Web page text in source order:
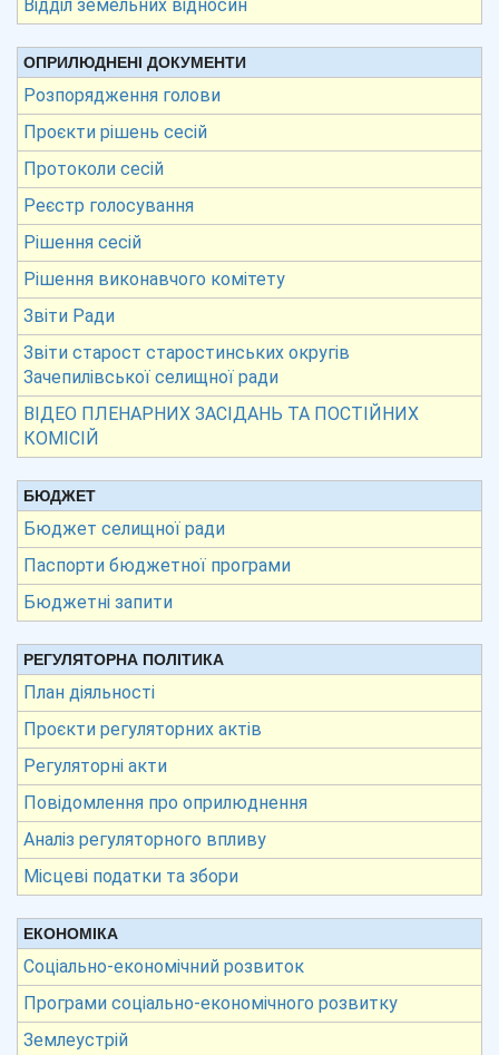
Відділ земельних відносин
ОПРИЛЮДНЕНІ ДОКУМЕНТИ
Розпорядження голови
Проєкти рішень сесій
Протоколи сесій
Реєстр голосування
Рішення сесій
Рішення виконавчого комітету
Звіти Ради
Звіти старост старостинських округів
Зачепилівської селищної ради
ВІДЕО ПЛЕНАРНИХ ЗАСІДАНЬ ТА ПОСТІЙНИХ
КОМІСІЙ
БЮДЖЕТ
Бюджет селищної ради
Паспорти бюджетної програми
Бюджетні запити
РЕГУЛЯТОРНА ПОЛІТИКА
План діяльності
Проєкти регуляторних актів
Регуляторні акти
Повідомлення про оприлюднення
Аналіз регуляторного впливу
Місцеві податки та збори
ЕКОНОМІКА
Соціально-економічний розвиток
Програми соціально-економічного розвитку
Землеустрій